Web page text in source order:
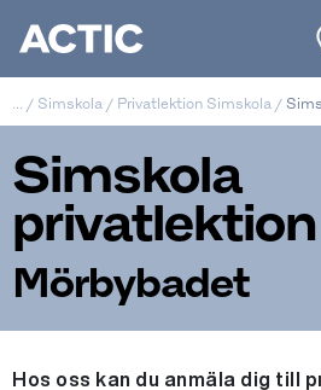
/ Simskola / Privatlektion Simskola /
Simskola
Mörbybadet
Hos oss kan du anmäla dig till